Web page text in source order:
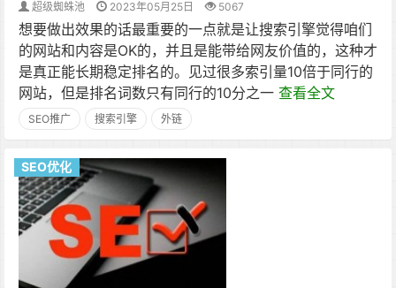
超级蜘蛛池 2023年05月25日 5067
想要做出效果的话最重要的一点就是让搜索引擎觉得咱们
的网站和内容是OK的，并且是能带给网友价值的，这种才
是真正能长期稳定排名的。见过很多索引量10倍于同行的
网站，但是排名词数只有同行的10分之一 查看全文
SEO推广 搜索引擎 外链
SEO优化